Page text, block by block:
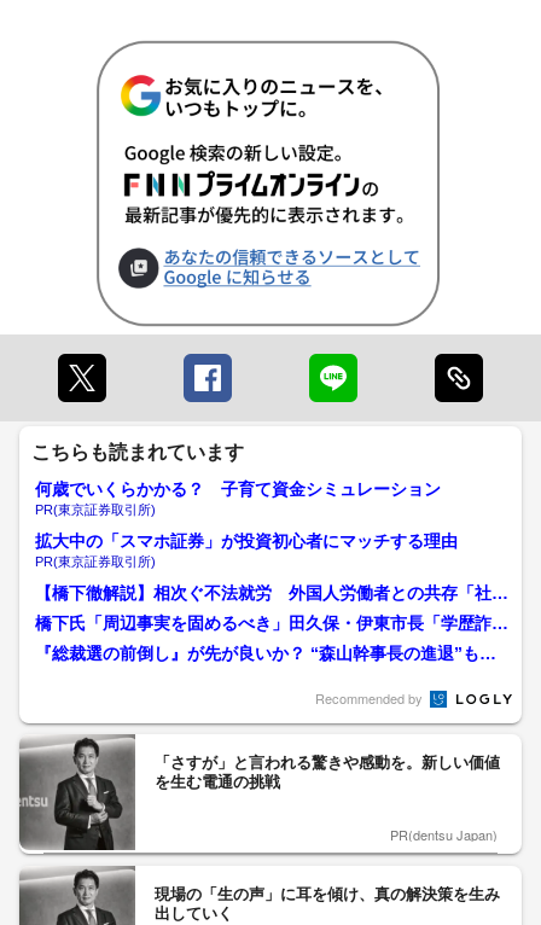
こちらも読まれています
何歳でいくらかかる？ 子育て資金シミュレーション
PR(東京証券取引所)
拡大中の「スマホ証券」が投資初心者にマッチする理由
PR(東京証券取引所)
【橋下徹解説】相次ぐ不法就労 外国人労働者との共存「社会
の構成員として日本文化の...
橋下氏「周辺事実を固めるべき」田久保・伊東市長「学歴詐
称」問題で百条委初出頭「卒...
『総裁選の前倒し』が先が良いか？ “森山幹事長の進退”もカ
Recommended by
「さすが」と言われる驚きや感動を。新しい価値
を生む電通の挑戦
PR(dentsu Japan)
現場の「生の声」に耳を傾け、真の解決策を生み
出していく